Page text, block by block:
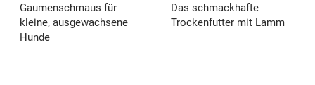
Gaumenschmaus für
kleine, ausgewachsene
Hunde
Das schmackhafte
Trockenfutter mit Lamm